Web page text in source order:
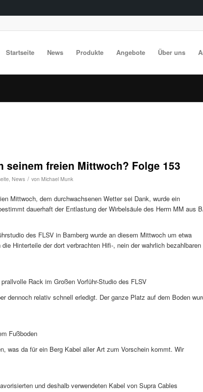
Startseite News Produkte Angebote Über uns
seinem freien Mittwoch? Folge 153
, News / von Michael Munk
Mittwoch, dem durchwachsenen Wetter sei Dank, wurde ein
dauerhaft der Entlastung der Wirbelsäule des Herrn MM aus
des FLSV in Bamberg wurde an diesem Mittwoch um etwa
Hinterteile der dort verbrachten Hifi-, nein der wahrlich bezahlbaren
Rack im Großen Vorführ-Studio des FLSV
dennoch relativ schnell erledigt. Der ganze Platz auf dem Boden
Fußboden
was da für ein Berg Kabel aller Art zum Vorschein kommt. Wir
und deshalb verwendeten Kabel von Supra Cables